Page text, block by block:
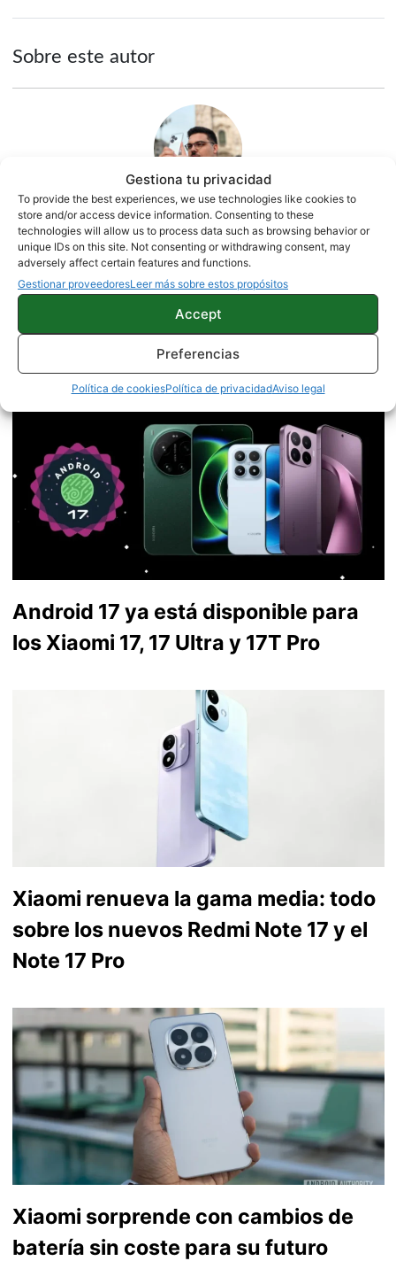
Gestiona tu privacidad
To provide the best experiences, we use technologies like cookies to
store and/or access device information. Consenting to these
technologies will allow us to process data such as browsing behavior or
unique IDs on this site. Not consenting or withdrawing consent, may
adversely affect certain features and functions.
Gestionar proveedoresLeer más sobre estos propósitos
Accept
Preferencias
Política de cookiesPolítica de privacidadAviso legal
Sobre este autor
Quelian Sanz
11059 artículos publicados en ProAndroid desde 2020.
Redactor en Pro Android | Apasionado de ese Androide
verde que tanto esconde. Se comenta que tecleo sobre
actualidad. Me gusta probarlo todo en este mundo de la
tecnología. Los gusanos se comen a las manzanas.
Enamorado de lo que una gran mayoría llama ruido.Twitter
Android 17 ya está disponible para
los Xiaomi 17, 17 Ultra y 17T Pro
Xiaomi renueva la gama media: todo
sobre los nuevos Redmi Note 17 y el
Note 17 Pro
Xiaomi sorprende con cambios de
batería sin coste para su futuro